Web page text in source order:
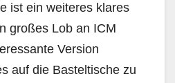
ist ein weiteres klares
großes Lob an ICM
Version
auf die Basteltische zu